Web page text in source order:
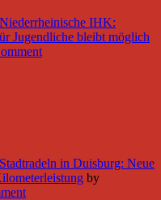
Niederrheinische IHK:
Jugendliche bleibt möglich
Stadtradeln in Duisburg: Neue
by